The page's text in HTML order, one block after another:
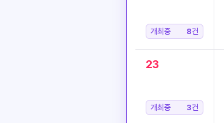
개최중 8건
23
개최중 3건